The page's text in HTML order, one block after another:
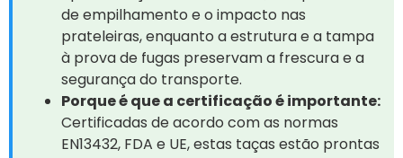
de empilhamento e o impacto nas
prateleiras, enquanto a estrutura e a tampa
à prova de fugas preservam a frescura e a
segurança do transporte.
Porque é que a certificação é importante:
Certificadas de acordo com as normas
EN13432, FDA e UE, estas taças estão prontas